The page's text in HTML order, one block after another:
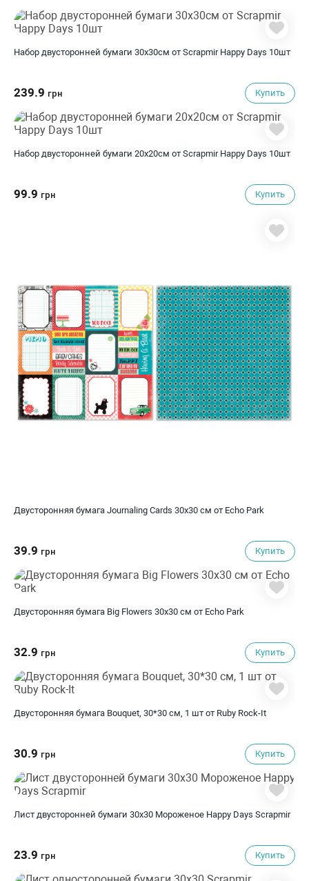
Набор двусторонней бумаги 30х30см от Scrapmir Happy Days 10шт
239.9 грн Купить
Набор двусторонней бумаги 20х20см от Scrapmir Happy Days 10шт
99.9 грн Купить
Двусторонняя бумага Journaling Cards 30х30 см от Echo Park
39.9 грн Купить
Двусторонняя бумага Big Flowers 30х30 см от Echo Park
32.9 грн Купить
Двусторонняя бумага Bouquet, 30*30 см, 1 шт от Ruby Rock-It
30.9 грн Купить
Лист двусторонней бумаги 30x30 Мороженое Happy Days Scrapmir
23.9 грн Купить